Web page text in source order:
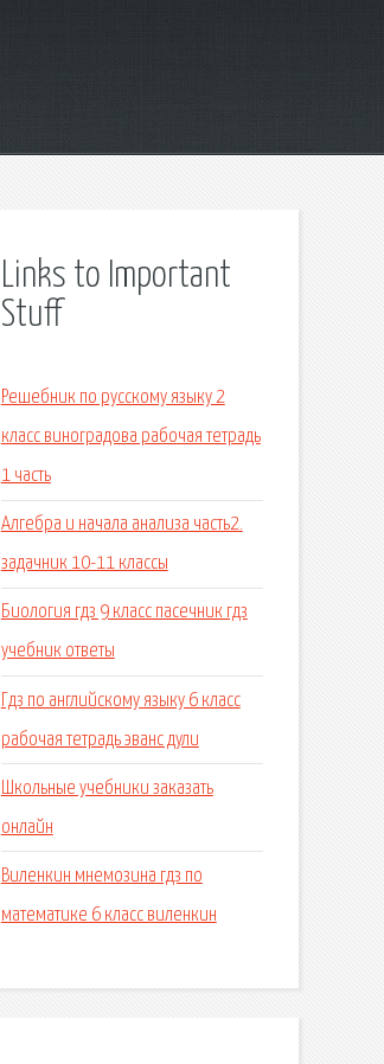
Links to Important
Stuff
Решебник по русскому языку 2
класс виноградова рабочая тетрадь
1 часть
Алгебра и начала анализа часть2.
задачник 10-11 классы
Биология гдз 9 класс пасечник гдз
учебник ответы
Гдз по английскому языку 6 класс
рабочая тетрадь эванс дули
Школьные учебники заказать
онлайн
Виленкин мнемозина гдз по
математике 6 класс виленкин